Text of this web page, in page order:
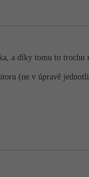
a díky tomu to trochu
(ne v úpravě